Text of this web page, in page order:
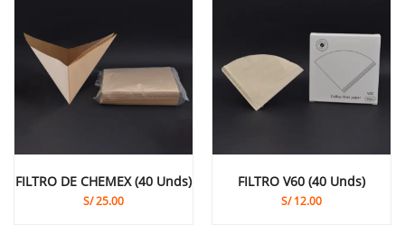
FILTRO DE CHEMEX (40 Unds)
S/25.00
FILTRO V60 (40 Unds)
S/12.00